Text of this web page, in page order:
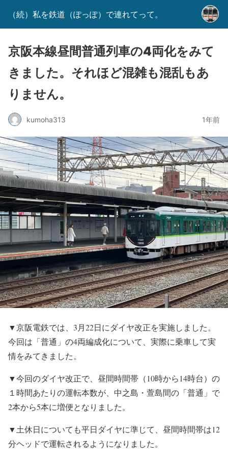
（続）私を鉄道（ぽっぽ）で連れてって。
京阪本線昼間普通列車の4両化をみて
きました。それほど混雑も混乱もあ
りません。
kumoha313 1年前
▼京阪電鉄では、3月22日にダイヤ改正を実施しました。
今回は「普通」の4両編成化について、実際に乗車して実
情をみてきました。
▼今回のダイヤ改正で、昼間時間帯（10時から14時台）の
１時間あたりの運転本数が、中之島・萱島間の「普通」で
2本から5本に増便となりました。
▼土休日についても平日ダイヤに準じて、昼間時間帯は12
分ヘッドで運転されるようになりました。